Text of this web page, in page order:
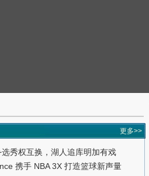
更多>>
秀权互换，湖人追库明加有戏
携手 NBA 3X 打造篮球新声量